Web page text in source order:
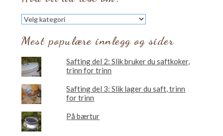
Hva
vil
du
lese
Mest populære innlegg og sider
Safting del 2: Slik bruker du saftkoker,
trinn for trinn
Safting del 3: Slik lager du saft, trinn
for trinn
På bærtur